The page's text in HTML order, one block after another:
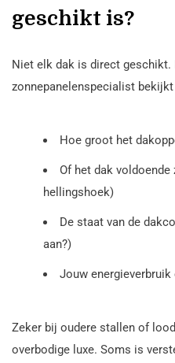
geschikt is?
Niet elk dak is direct geschikt.
zonnepanelenspecialist
Hoe groot het
Of het dak
hellingshoek)
De staat van de
aan?)
Jouw
Zeker bij oudere stallen of
overbodige luxe. Soms is